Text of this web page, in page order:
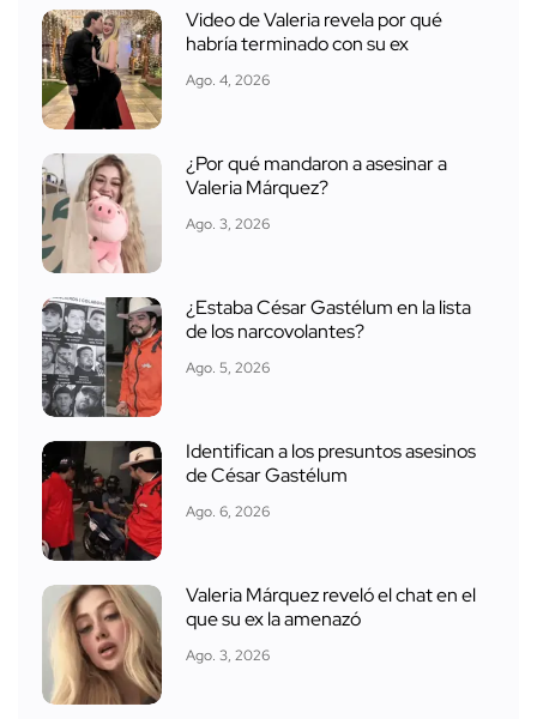
Video de Valeria revela por qué
habría terminado con su ex
Ago. 4, 2026
¿Por qué mandaron a asesinar a
Valeria Márquez?
Ago. 3, 2026
¿Estaba César Gastélum en la lista
de los narcovolantes?
Ago. 5, 2026
Identifican a los presuntos asesinos
de César Gastélum
Ago. 6, 2026
Valeria Márquez reveló el chat en el
que su ex la amenazó
Ago. 3, 2026